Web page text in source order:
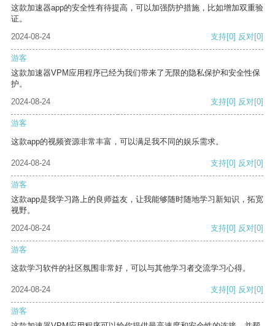
这款加速器app的安全性有待提高，可以加强防护措施，比如增加双重验
证。
2024-08-24
支持[0] 反对[0]
游客
这款加速器VPM应用程序已经为我们带来了无限的隐私保护和安全性保
护。
2024-08-24
支持[0] 反对[0]
游客
这款app的视频资源非常丰富，可以满足我不同的娱乐需求。
2024-08-24 支持[0] 反对[0]
游客
这款app是我学习路上的良师益友，让我能够随时随地学习新知识，拓宽
视野。
2024-08-24
支持[0] 反对[0]
游客
这款学习软件的社区氛围非常好，可以与其他学习者交流学习心得。
2024-08-24 支持[0] 反对[0]
游客